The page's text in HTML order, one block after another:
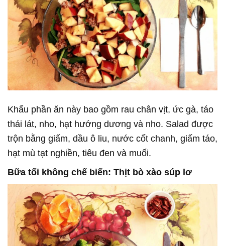
Khẩu phần ăn này bao gồm rau chân vịt, ức gà, táo
thái lát, nho, hạt hướng dương và nho. Salad được
trộn bằng giấm, dầu ô liu, nước cốt chanh, giấm táo,
hạt mù tạt nghiền, tiêu đen và muối.
Bữa tối không chế biến: Thịt bò xào súp lơ